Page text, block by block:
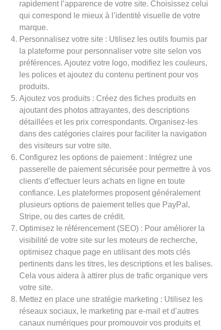
rapidement l’apparence de votre site. Choisissez celui
qui correspond le mieux à l’identité visuelle de votre
marque.
Personnalisez votre site : Utilisez les outils fournis par
la plateforme pour personnaliser votre site selon vos
préférences. Ajoutez votre logo, modifiez les couleurs,
les polices et ajoutez du contenu pertinent pour vos
produits.
Ajoutez vos produits : Créez des fiches produits en
ajoutant des photos attrayantes, des descriptions
détaillées et les prix correspondants. Organisez-les
dans des catégories claires pour faciliter la navigation
des visiteurs sur votre site.
Configurez les options de paiement : Intégrez une
passerelle de paiement sécurisée pour permettre à vos
clients d’effectuer leurs achats en ligne en toute
confiance. Les plateformes proposent généralement
plusieurs options de paiement telles que PayPal,
Stripe, ou des cartes de crédit.
Optimisez le référencement (SEO) : Pour améliorer la
visibilité de votre site sur les moteurs de recherche,
optimisez chaque page en utilisant des mots clés
pertinents dans les titres, les descriptions et les balises.
Cela vous aidera à attirer plus de trafic organique vers
votre site.
Mettez en place une stratégie marketing : Utilisez les
réseaux sociaux, le marketing par e-mail et d’autres
canaux numériques pour promouvoir vos produits et